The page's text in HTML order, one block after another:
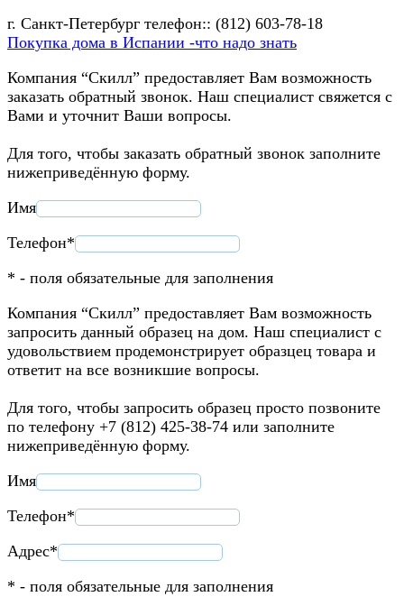
г. Санкт-Петербург телефон:: (812) 603-78-18
Покупка дома в Испании -что надо знать
Компания “Скилл” предоставляет Вам возможность
заказать обратный звонок. Наш специалист свяжется с
Вами и уточнит Ваши вопросы.
Для того, чтобы заказать обратный звонок заполните
нижеприведённую форму.
Имя
Телефон*
* - поля обязательные для заполнения
Компания “Скилл” предоставляет Вам возможность
запросить данный образец на дом. Наш специалист с
удовольствием продемонстрирует образцец товара и
ответит на все возникшие вопросы.
Для того, чтобы запросить образец просто позвоните
по телефону +7 (812) 425-38-74 или заполните
нижеприведённую форму.
Имя
Телефон*
Адрес*
* - поля обязательные для заполнения